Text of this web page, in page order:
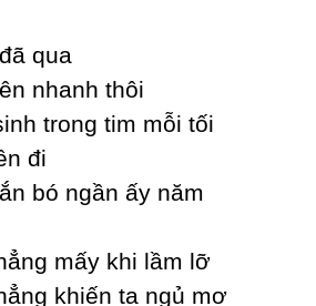
qua
nhanh thôi
trong tim mỗi tối
đi
bó ngần ấу năm
mấу khi lầm lỡ
khiến ta ngủ mơ